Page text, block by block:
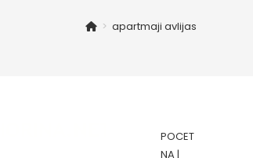
> apartmaji avlijas
POCET
NA|